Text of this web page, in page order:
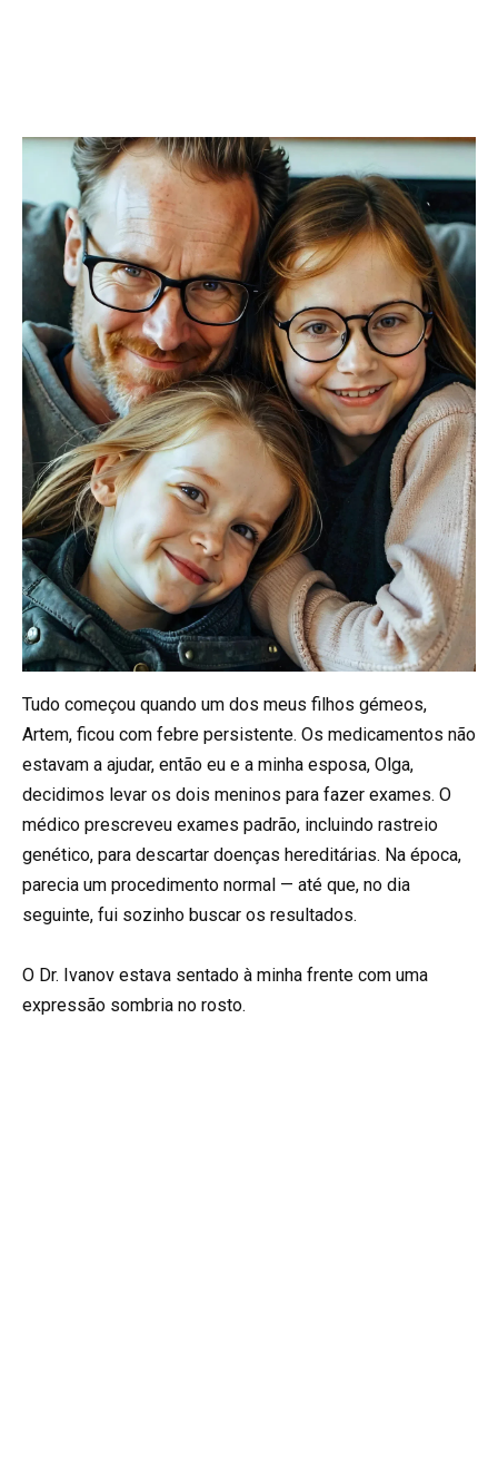
Tudo começou quando um dos meus filhos gémeos,
Artem, ficou com febre persistente. Os medicamentos não
estavam a ajudar, então eu e a minha esposa, Olga,
decidimos levar os dois meninos para fazer exames. O
médico prescreveu exames padrão, incluindo rastreio
genético, para descartar doenças hereditárias. Na época,
parecia um procedimento normal — até que, no dia
seguinte, fui sozinho buscar os resultados.
O Dr. Ivanov estava sentado à minha frente com uma
expressão sombria no rosto.